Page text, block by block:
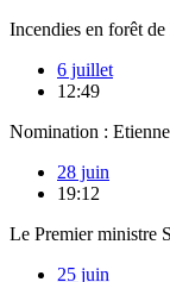
Incendies en forêt
6 juillet
12:49
Nomination :
28 juin
19:12
Le Premier ministre
25 juin